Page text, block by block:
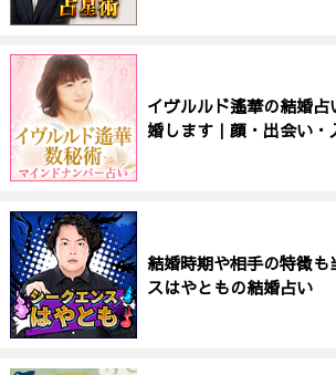
イヴルルド遙華の結婚
婚します｜顔・出会い・
結婚時期や相手の特徴
スはやともの結婚占い